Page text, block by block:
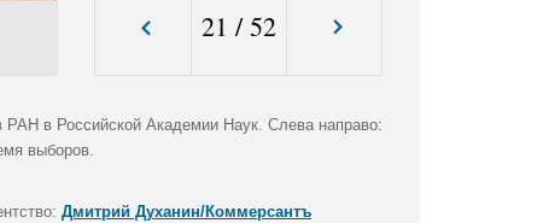
21 /52
РАН в Российской Академии Наук. Слева направо:
выборов.
Дмитрий Духанин/Коммерсантъ